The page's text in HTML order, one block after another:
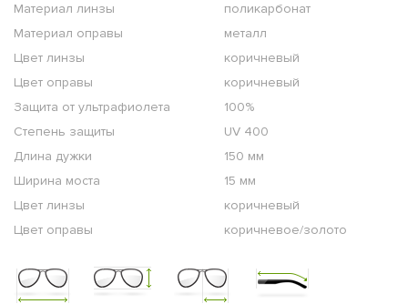
Материал линзы
поликарбонат
Материал оправы
металл
Цвет линзы
коричневый
Цвет оправы
коричневый
Защита от ультрафиолета
100%
Степень защиты
UV 400
Длина дужки
150 мм
Ширина моста
15 мм
Цвет линзы
коричневый
Цвет оправы
коричневое/золото